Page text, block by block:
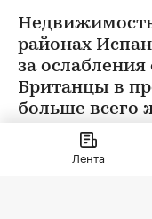
районах
за
Британцы в
больше всего
иностранцев.
Лента